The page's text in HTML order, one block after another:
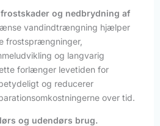
og nedbrydning af
vandindtrængning hjælper
frostsprængninger,
og langvarig
forlænger levetiden for
og reducerer
over tid.
og udendørs brug.